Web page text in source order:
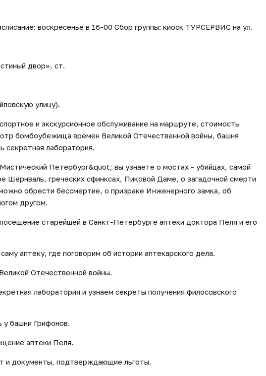
воскресенье в 16-00 Сбор группы: киоск ТУРСЕРВИС на ул.
двор», ст.
улицу).
и экскурсионное обслуживание на маршруте, стоимость
бомбоубежища времен Великой Отечественной войны, башня
секретная лаборатория.
Петербург&quot; вы узнаете о мостах - убийцах, самой
Шернваль, греческих сфинксах, Пиковой Даме, о загадочной смерти
обрести бессмертие, о призраке Инженерного замка, об
другом.
старейшей в Санкт-Петербурге аптеки доктора Пеля и его
аптеку, где поговорим об истории аптекарского дела.
Отечественной войны.
лаборатория и узнаем секреты получения филосовского
у башни Грифонов.
аптеки Пеля.
и документы, подтверждающие льготы.